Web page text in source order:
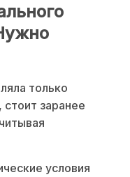
только
заранее
условия